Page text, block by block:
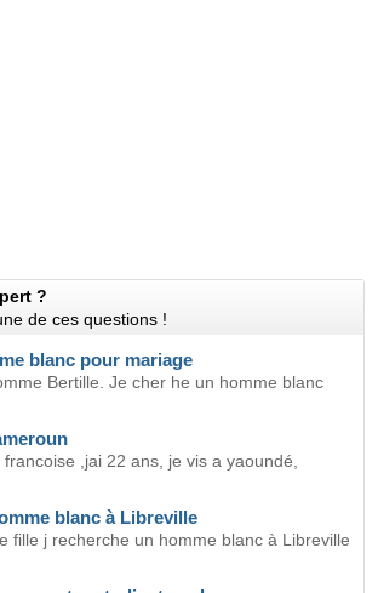
?
de ces questions !
blanc pour mariage
Bertille. Je cher he un homme blanc
,jai 22 ans, je vis a yaoundé,
blanc à Libreville
fille j recherche un homme blanc à Libreville